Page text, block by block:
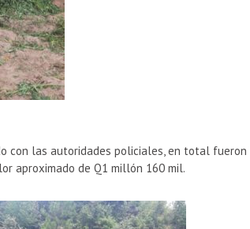
con las autoridades policiales, en total
aproximado de Q1 millón 160 mil.